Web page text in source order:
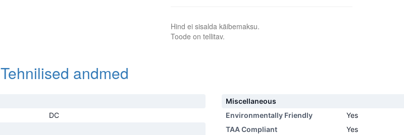
Hind ei sisalda käibemaksu.
Toode on tellitav.
Tehnilised andmed
DC
Miscellaneous
Environmentally Friendly
Yes
TAA Compliant
Yes